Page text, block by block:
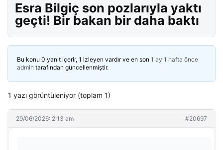
Esra Bilgiç son pozlarıyla yaktı
geçti! Bir bakan bir daha baktı
Bu konu 0 yanıt içerir, 1 izleyen vardır ve en son 1 ay 1 hafta önce
admin tarafından güncellenmiştir.
1 yazı görüntüleniyor (toplam 1)
29/06/2026: 2:13 am #20697